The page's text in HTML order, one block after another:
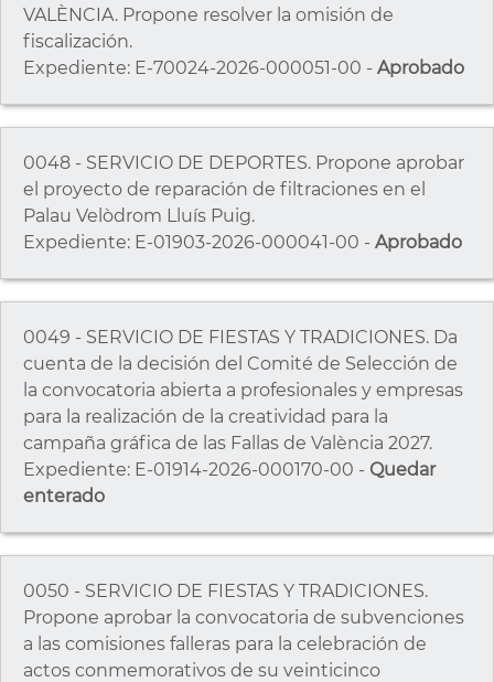
VALÈNCIA. Propone resolver la omisión de
fiscalización.
Expediente: E-70024-2026-000051-00 - Aprobado
0048 - SERVICIO DE DEPORTES. Propone aprobar
el proyecto de reparación de filtraciones en el
Palau Velòdrom Lluís Puig.
Expediente: E-01903-2026-000041-00 - Aprobado
0049 - SERVICIO DE FIESTAS Y TRADICIONES. Da
cuenta de la decisión del Comité de Selección de
la convocatoria abierta a profesionales y empresas
para la realización de la creatividad para la
campaña gráfica de las Fallas de València 2027.
Expediente: E-01914-2026-000170-00 - Quedar
enterado
0050 - SERVICIO DE FIESTAS Y TRADICIONES.
Propone aprobar la convocatoria de subvenciones
a las comisiones falleras para la celebración de
actos conmemorativos de su veinticinco